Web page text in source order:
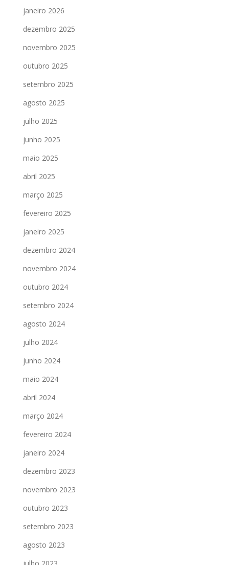
janeiro 2026
dezembro 2025
novembro 2025
outubro 2025
setembro 2025
agosto 2025
julho 2025
junho 2025
maio 2025
abril 2025
março 2025
fevereiro 2025
janeiro 2025
dezembro 2024
novembro 2024
outubro 2024
setembro 2024
agosto 2024
julho 2024
junho 2024
maio 2024
abril 2024
março 2024
fevereiro 2024
janeiro 2024
dezembro 2023
novembro 2023
outubro 2023
setembro 2023
agosto 2023
julho 2023